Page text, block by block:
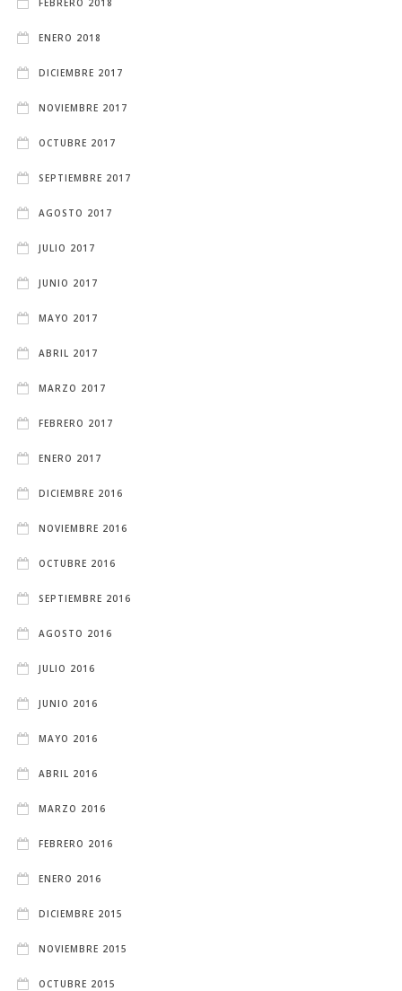
ENERO 2018
DICIEMBRE 2017
NOVIEMBRE 2017
OCTUBRE 2017
SEPTIEMBRE 2017
AGOSTO 2017
JULIO 2017
JUNIO 2017
MAYO 2017
ABRIL 2017
MARZO 2017
FEBRERO 2017
ENERO 2017
DICIEMBRE 2016
NOVIEMBRE 2016
OCTUBRE 2016
SEPTIEMBRE 2016
AGOSTO 2016
JULIO 2016
JUNIO 2016
MAYO 2016
ABRIL 2016
MARZO 2016
FEBRERO 2016
ENERO 2016
DICIEMBRE 2015
NOVIEMBRE 2015
OCTUBRE 2015